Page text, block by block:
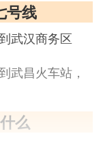
号线
武汉商务区
武昌火车站，
么